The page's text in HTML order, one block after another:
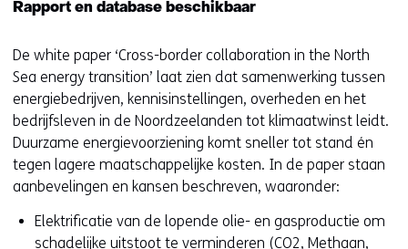
Rapport en database beschikbaar
De white paper ‘Cross-border collaboration in the North
Sea energy transition’ laat zien dat samenwerking tussen
energiebedrijven, kennisinstellingen, overheden en het
bedrijfsleven in de Noordzeelanden tot klimaatwinst leidt.
Duurzame energievoorziening komt sneller tot stand én
tegen lagere maatschappelijke kosten. In de paper staan
aanbevelingen en kansen beschreven, waaronder:
Elektrificatie van de lopende olie- en gasproductie om
schadelijke uitstoot te verminderen (CO2, Methaan,